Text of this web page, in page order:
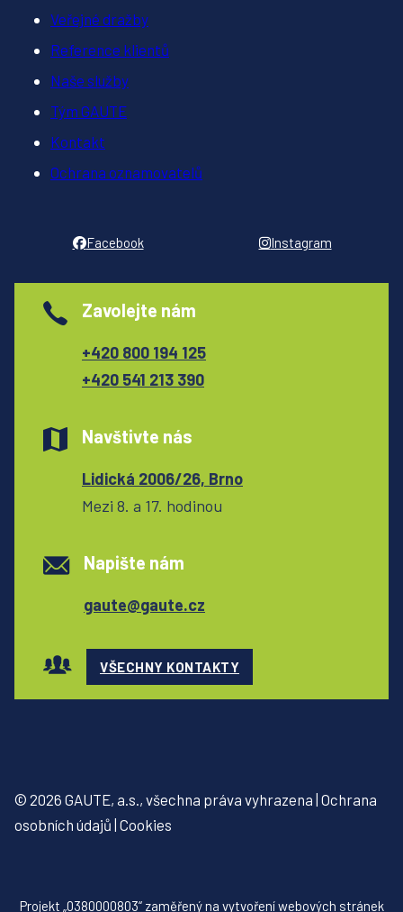
Veřejné dražby
Reference klientů
Naše služby
Tým GAUTE
Kontakt
Ochrana oznamovatelů
Facebook Instagram
Zavolejte nám
+420 800 194 125
+420 541 213 390
Navštivte nás
Lidická 2006/26, Brno
Mezi 8. a 17. hodinou
Napište nám
gaute@gaute.cz
VŠECHNY KONTAKTY
© 2026 GAUTE, a.s., všechna práva vyhrazena | Ochrana
osobních údajů | Cookies
Projekt „0380000803“ zaměřený na vytvoření webových stránek